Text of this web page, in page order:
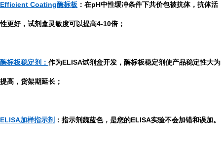
Efficient Coating酶标板 ：在pH中性缓冲条件下共价包被抗体，抗体活
性更好，试剂盒灵敏度可以提高4-10倍；
酶标板稳定剂： 作为ELISA试剂盒开发，酶标板稳定剂使产品稳定性大为
提高，货架期延长；
ELISA加样指示剂 ：指示剂魏蓝色，是您的ELISA实验不会加错和误加。